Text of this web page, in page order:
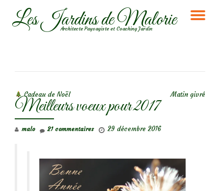
AllerLes Jardins de Malorie
Architecte Paysagiste et Coaching Jardin
Cadeau de Noël Matin givré
Meilleurs voeux pour 2017
malo 29 décembre 2016
21 commentaires